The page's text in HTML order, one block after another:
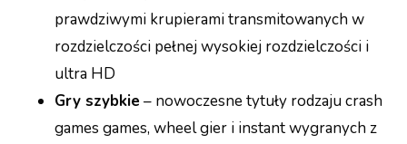
prawdziwymi krupierami transmitowanych w
rozdzielczości pełnej wysokiej rozdzielczości i
ultra HD
Gry szybkie – nowoczesne tytuły rodzaju crash
games games, wheel gier i instant wygranych z